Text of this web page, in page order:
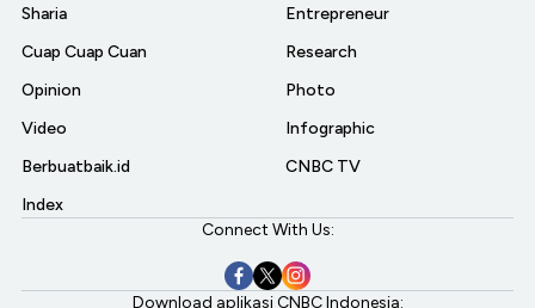
Sharia
Cuap Cuap Cuan
Opinion
Video
Berbuatbaik.id
Index
Entrepreneur
Research
Photo
Infographic
CNBC TV
Connect With Us:
Download aplikasi CNBC Indonesia: